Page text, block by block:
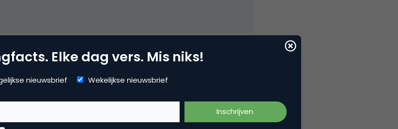
Elke dag vers. Mis niks!
nieuwsbrief Wekelijkse nieuwsbrief